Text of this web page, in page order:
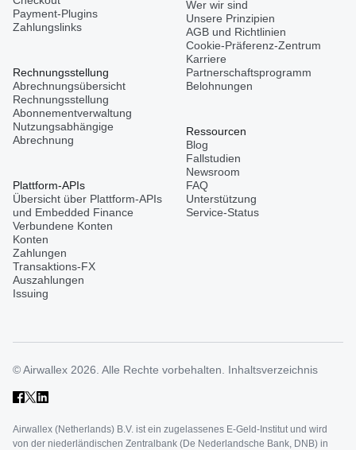
Payment-Plugins
Zahlungslinks
Rechnungsstellung
Abrechnungsübersicht
Rechnungsstellung
Abonnementverwaltung
Nutzungsabhängige
Abrechnung
Plattform-APIs
Übersicht über Plattform-APIs
und Embedded Finance
Verbundene Konten
Konten
Zahlungen
Transaktions-FX
Auszahlungen
Issuing
Wer wir sind
Unsere Prinzipien
AGB und Richtlinien
Cookie-Präferenz-Zentrum
Karriere
Partnerschaftsprogramm
Belohnungen
Ressourcen
Blog
Fallstudien
Newsroom
FAQ
Unterstützung
Service-Status
© Airwallex 2026. Alle Rechte vorbehalten. Inhaltsverzeichnis
Airwallex (Netherlands) B.V. ist ein zugelassenes E-Geld-Institut und wird
von der niederländischen Zentralbank (De Nederlandsche Bank, DNB) in